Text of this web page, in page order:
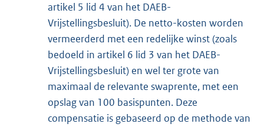
artikel 5 lid 4 van het DAEB-
Vrijstellingsbesluit). De netto-kosten worden
vermeerderd met een redelijke winst (zoals
bedoeld in artikel 6 lid 3 van het DAEB-
Vrijstellingsbesluit) en wel ter grote van
maximaal de relevante swaprente, met een
opslag van 100 basispunten. Deze
compensatie is gebaseerd op de methode van